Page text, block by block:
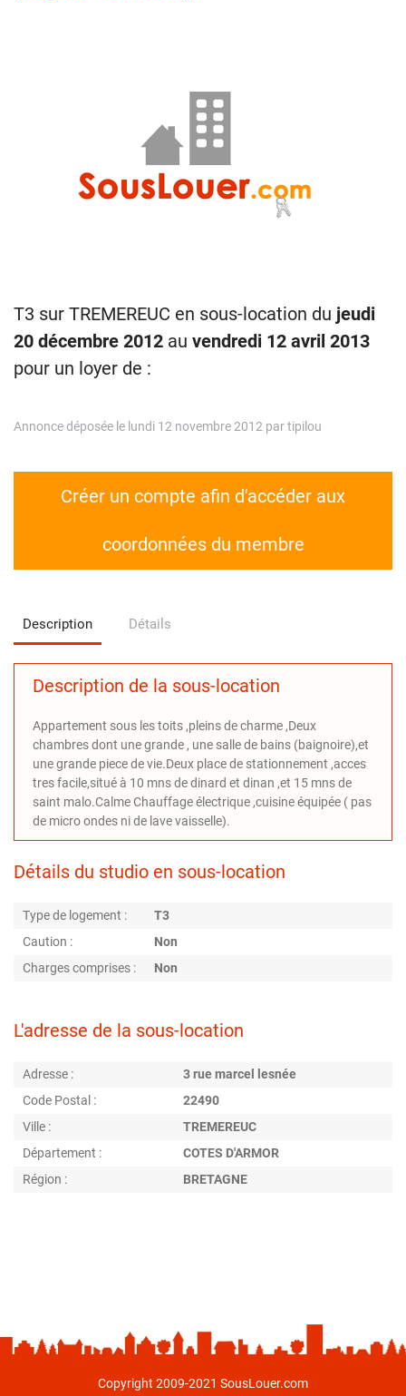
T3 sur TREMEREUC en sous-location du jeudi
20 décembre 2012 au vendredi 12 avril 2013
pour un loyer de :
Annonce déposée le lundi 12 novembre 2012 par tipilou
Créer un compte afin d'accéder aux
coordonnées du membre
Description Détails
Description de la sous-location
Appartement sous les toits ,pleins de charme ,Deux
chambres dont une grande , une salle de bains (baignoire),et
une grande piece de vie.Deux place de stationnement ,acces
tres facile,situé à 10 mns de dinard et dinan ,et 15 mns de
saint malo.Calme Chauffage électrique ,cuisine équipée ( pas
de micro ondes ni de lave vaisselle).
Détails du studio en sous-location
Type de logement :
T3
Caution :
Non
Charges comprises :
Non
L'adresse de la sous-location
Adresse :
3 rue marcel lesnée
Code Postal :
22490
Ville :
TREMEREUC
Département :
COTES D'ARMOR
Région :
BRETAGNE
Copyright 2009-2021 SousLouer.com